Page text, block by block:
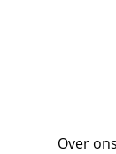
Over ons